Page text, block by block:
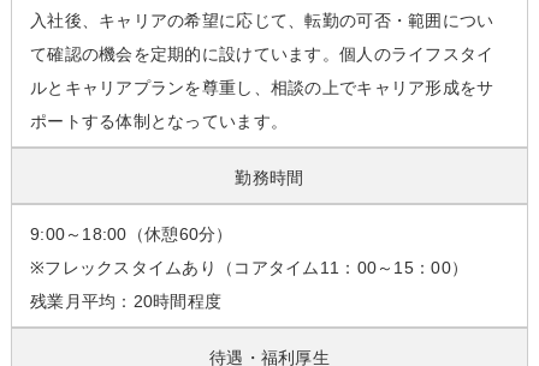
入社後、キャリアの希望に応じて、転勤の可否・範囲につい
て確認の機会を定期的に設けています。個人のライフスタイ
ルとキャリアプランを尊重し、相談の上でキャリア形成をサ
ポートする体制となっています。
勤務時間
9:00～18:00（休憩60分）
※フレックスタイムあり（コアタイム11：00～15：00）
残業月平均：20時間程度
待遇・福利厚生